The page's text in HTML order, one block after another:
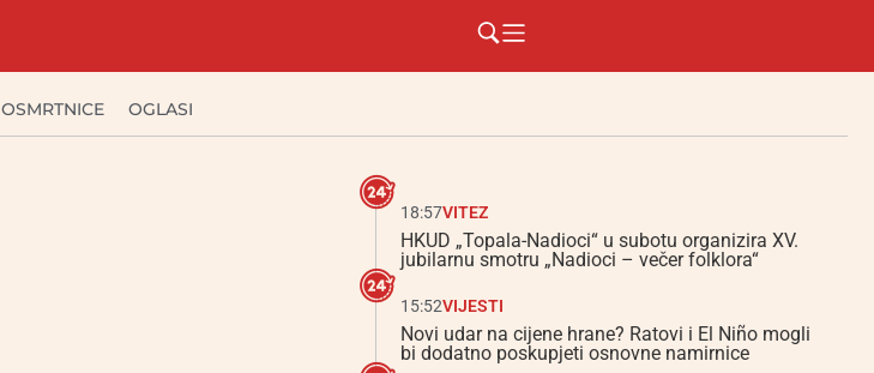
OSMRTNICE OGLASI
18:57VITEZ
HKUD „Topala-Nadioci“ u subotu organizira XV.
jubilarnu smotru „Nadioci – večer folklora“
15:52VIJESTI
Novi udar na cijene hrane? Ratovi i El Niño mogli
bi dodatno poskupjeti osnovne namirnice